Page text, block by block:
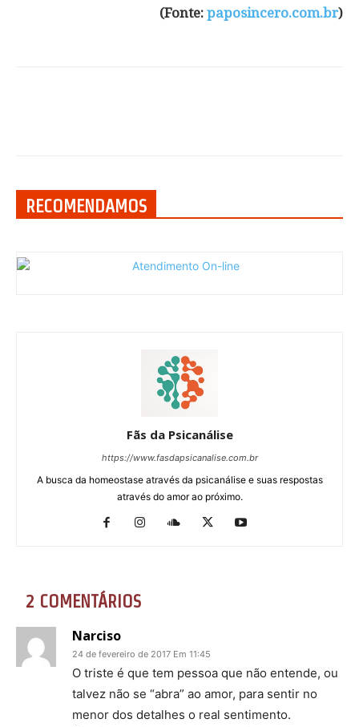
(Fonte: paposincero.com.br)
RECOMENDAMOS
Fãs da Psicanálise
https://www.fasdapsicanalise.com.br
A busca da homeostase através da psicanálise e suas respostas
através do amor ao próximo.
2 COMENTÁRIOS
Narciso
24 de fevereiro de 2017 Em 11:45
O triste é que tem pessoa que não entende, ou
talvez não se “abra” ao amor, para sentir no
menor dos detalhes o real sentimento.